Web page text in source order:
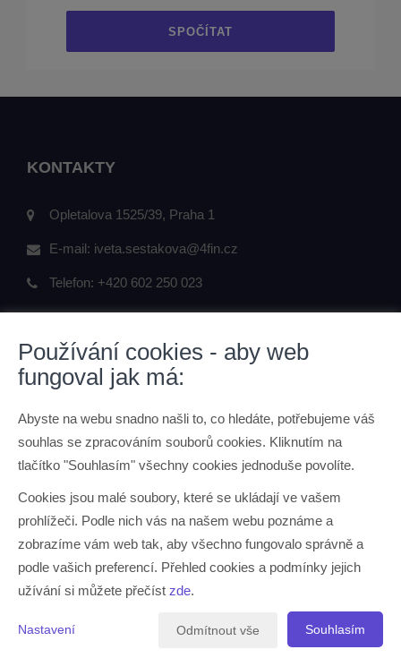
SPOČÍTAT
KONTAKTY
Opletalova 1525/39, Praha 1
E-mail: iveta.sestakova@4fin.cz
Telefon: +420 602 250 023
ODKAZY
O mně
JAK PRACUJI
O mně
Používání cookies - aby web
fungoval jak má:
Abyste na webu snadno našli to, co hledáte, potřebujeme váš
souhlas se zpracováním souborů cookies. Kliknutím na
tlačítko "Souhlasím" všechny cookies jednoduše povolíte.
Cookies jsou malé soubory, které se ukládají ve vašem
prohlížeči. Podle nich vás na našem webu poznáme a
zobrazíme vám web tak, aby všechno fungovalo správně a
podle vašich preferencí. Přehled cookies a podmínky jejich
užívání si můžete přečíst zde.
Nastavení Souhlasím
Odmítnout vše